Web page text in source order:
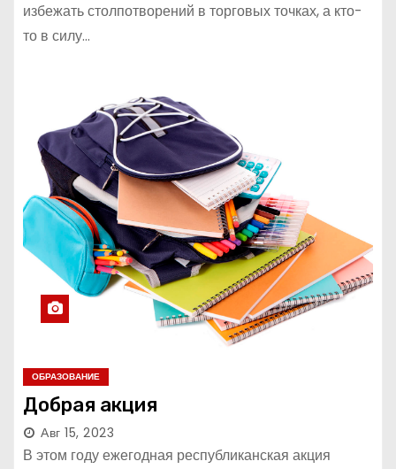
избежать столпотворений в торговых точках, а кто-
то в силу…
ОБРАЗОВАНИЕ
Добрая акция
Авг 15, 2023
В этом году ежегодная республиканская акция